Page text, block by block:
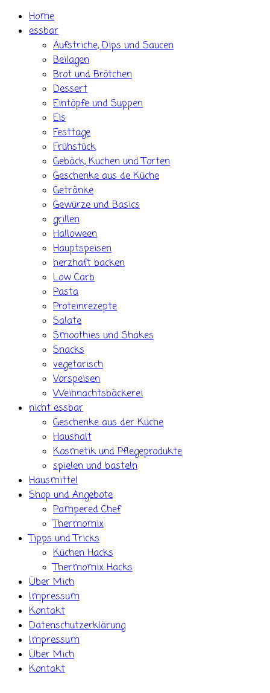
Skip Home
essbar
Aufstriche, Dips und Saucen
Beilagen
Brot und Brötchen
Dessert
Eintöpfe und Suppen
Eis
Festtage
Frühstück
Gebäck, Kuchen und Torten
Geschenke aus de Küche
Getränke
Gewürze und Basics
grillen
Halloween
Hauptspeisen
herzhaft backen
Low Carb
Pasta
Proteinrezepte
Salate
Smoothies und Shakes
Snacks
vegetarisch
Vorspeisen
Weihnachtsbäckerei
nicht essbar
Geschenke aus der Küche
Haushalt
Kosmetik und Pflegeprodukte
spielen und basteln
Hausmittel
Shop und Angebote
Pampered Chef
Thermomix
Tipps und Tricks
Küchen Hacks
Thermomix Hacks
Über Mich
Impressum
Kontakt
Datenschutzerklärung
Impressum
Über Mich
Kontakt